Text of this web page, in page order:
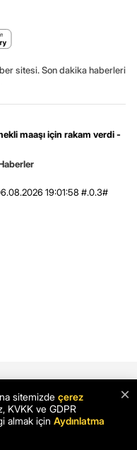
sitesi. Son dakika haberleri
maaşı için rakam verdi -
19:01:58 #.0.3#
×
sitemizde çerez
KVKK ve GDPR
almak için Aydınlatma